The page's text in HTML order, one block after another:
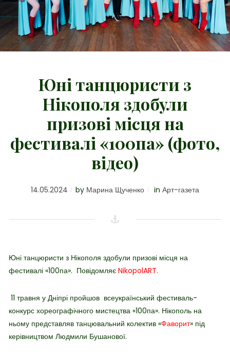
Юні танцюристи з
Нікополя здобули
призові місця на
фестивалі «100па» (фото,
відео)
14.05.2024 by Марина Щученко in Арт-газета
Юні танцюристи з Нікополя здобули призові місця на
фестивалі «100па». Повідомляє NikopolART.
11 травня у Дніпрі пройшов всеукраїнський фестиваль-
конкурс хореографічного мистецтва «100па». Нікополь на
ньому представляв танцювальний колектив «Фаворит» під
керівництвом Людмили Бушанової.